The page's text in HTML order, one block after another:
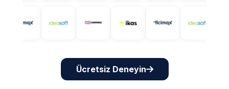
Ücretsiz Deneyin